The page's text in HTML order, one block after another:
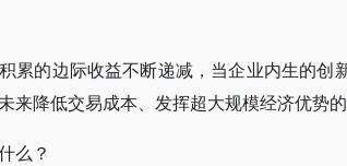
累的边际收益不断递减，当企业内生的创
来降低交易成本、发挥超大规模经济优势的
么？